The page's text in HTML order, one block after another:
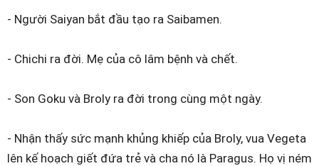
- Người Saiyan bắt đầu tạo ra Saibamen.
- Chichi ra đời. Mẹ của cô lâm bệnh và chết.
- Son Goku và Broly ra đời trong cùng một ngày.
- Nhận thấy sức mạnh khủng khiếp của Broly, vua Vegeta
lên kế hoạch giết đứa trẻ và cha nó là Paragus. Họ vị ném